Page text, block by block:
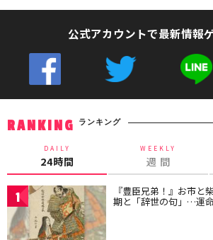
公式アカウントで最新情報
RANKING ランキング
DAILY
24時間
WEEKLY
週 間
1 『豊臣兄弟！』お市と
期と「辞世の句」…運